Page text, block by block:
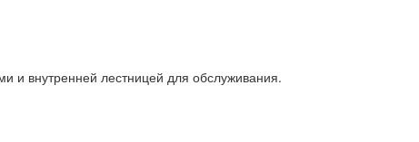
и внутренней лестницей для обслуживания.